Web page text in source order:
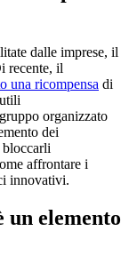
dalle imprese, il
recente, il
una ricompensa di
organizzato
dei
bloccarli
affrontare i
innovativi.
un elemento